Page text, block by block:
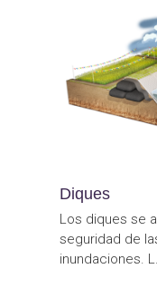
Diques
Los diques se
seguridad de
inundaciones.